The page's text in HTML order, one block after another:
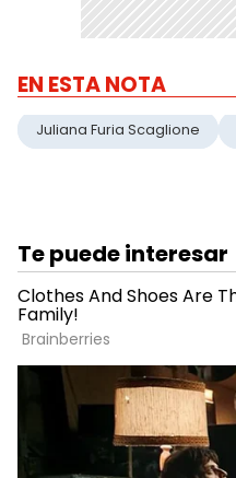
EN ESTA NOTA
Juliana Furia Scaglione